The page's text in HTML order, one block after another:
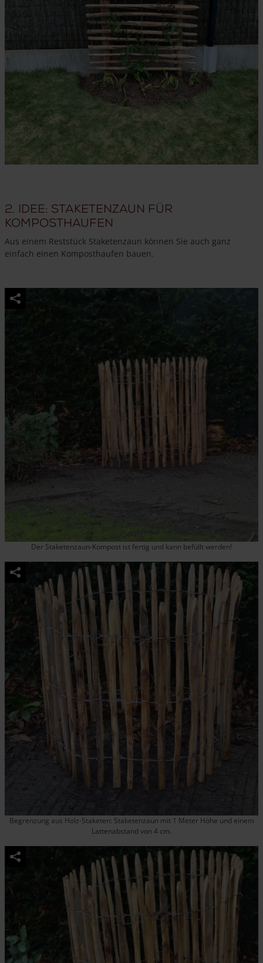
2. Idee: Staketenzaun für
Komposthaufen
Aus einem Reststück Staketenzaun können Sie auch ganz
einfach einen Komposthaufen bauen.
Der Staketenzaun-Kompost ist fertig und kann befüllt werden!
Begrenzung aus Holz-Staketen: Staketenzaun mit 1 Meter Höhe und einem
Lattenabstand von 4 cm.